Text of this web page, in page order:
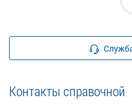
Контакты справочной